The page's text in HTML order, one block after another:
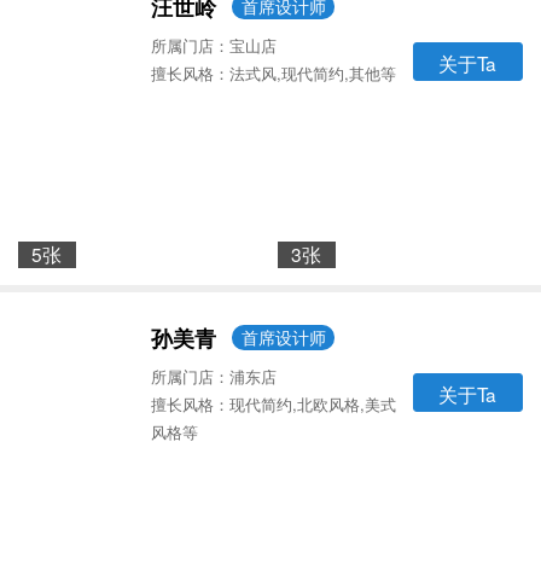
汪世岭 首席设计师
所属门店：宝山店
擅长风格：法式风,现代简约,其他等
关于Ta
5张 3张
孙美青 首席设计师
所属门店：浦东店
擅长风格：现代简约,北欧风格,美式
风格等
关于Ta